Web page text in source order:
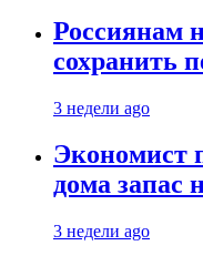
Россиянам
сохранить
3 недели ago
Экономист
дома запас
3 недели ago